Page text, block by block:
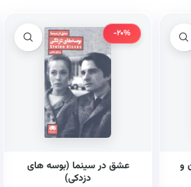
و
-20%
عشق در سینما (بوسه های
دزدکی)